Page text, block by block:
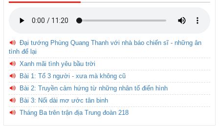
Đại tướng Phùng Quang Thanh với nhà báo chiến sĩ - những ân
tình để lại
Xanh mãi tình yêu bầu trời
Bài 1: Tổ 3 người - xưa mà không cũ
Bài 2: Truyền cảm hứng từ những nhân tố điển hình
Bài 3: Nối dài mơ ước tân binh
Tháng Ba trên trận địa Trung đoàn 218